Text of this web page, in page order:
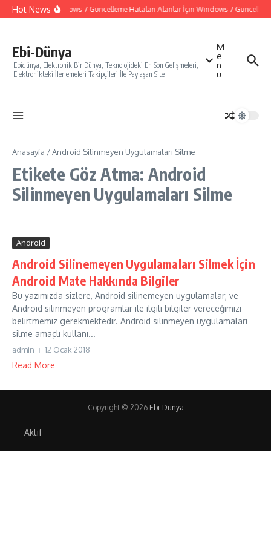
İçeriğe atla
Hot NewsWindows 7 Güncelleme Hataları Alanlar İçin Windows 7
Ebi-Dünya
Ebidünya, Elektronik Bir Dünya, Teknolojideki En Son Gelişmeleri,
Elektronikteki İlerlemeleri Takipçileri İle Paylaşan Site
M
e
n
u
Anasayfa /Android Silinmeyen Uygulamaları Silme
Etikete Göz Atma: Android
Silinmeyen Uygulamaları Silme
Android
Android Silinemeyen Uygulamaları Silmek İçin
Android Mate Hakkında Bilgiler
Bu yazımızda sizlere, Android silinemeyen uygulamalar; ve
Android silinmeyen programlar ile ilgili bilgiler vereceğimizi
belirtmemiz gerekmektedir. Android silinmeyen uygulamaları
silme amaçlı kullanı...
admin 12 Ocak 2018
Read More
Copyright © 2026 Ebi-Dünya
Aktif